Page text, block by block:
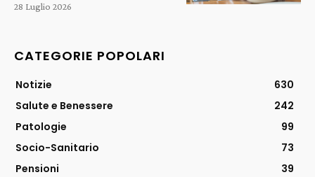
28 Luglio 2026
CATEGORIE POPOLARI
Notizie
630
Salute e Benessere
242
Patologie
99
Socio-Sanitario
73
Pensioni
39